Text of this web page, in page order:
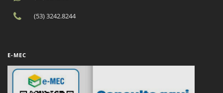
(53) 3242.8244
E-MEC